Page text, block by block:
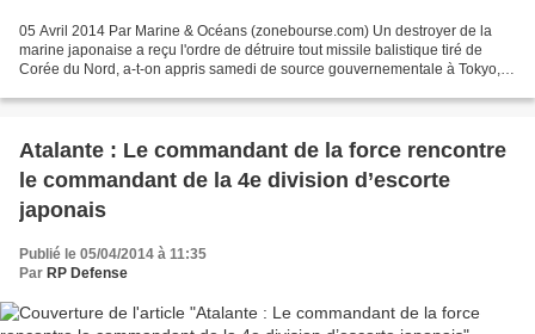
05 Avril 2014 Par Marine & Océans (zonebourse.com) Un destroyer de la
marine japonaise a reçu l'ordre de détruire tout missile balistique tiré de
Corée du Nord, a-t-on appris samedi de source gouvernementale à Tokyo,
Atalante : Le commandant de la force rencontre
le commandant de la 4e division d’escorte
japonais
Publié le 05/04/2014 à 11:35
Par RP Defense